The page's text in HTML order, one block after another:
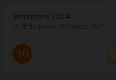
Settembre 2024
“A little jewel in Piemonte”
10